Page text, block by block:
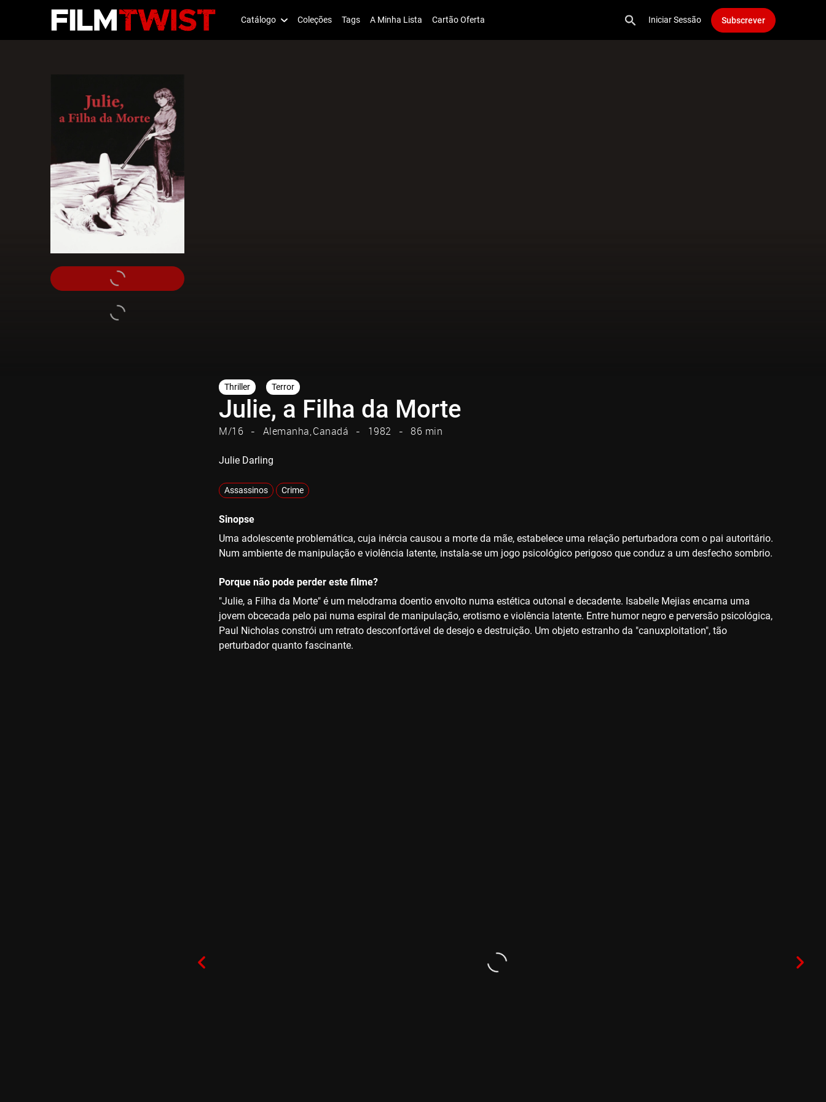
Catálogo Coleções Tags A Minha Lista Cartão Oferta Iniciar Sessão Subscrever
Thriller Terror
Julie, a Filha da Morte
M/16 Alemanha Canadá 1982 86 min
Julie Darling
Assassinos Crime
Sinopse
Uma adolescente problemática, cuja inércia causou a morte da mãe, estabelece uma relação perturbadora com o pai autoritário.
Num ambiente de manipulação e violência latente, instala-se um jogo psicológico perigoso que conduz a um desfecho sombrio.
Porque não pode perder este filme?
"Julie, a Filha da Morte" é um melodrama doentio envolto numa estética outonal e decadente. Isabelle Mejias encarna uma
jovem obcecada pelo pai numa espiral de manipulação, erotismo e violência latente. Entre humor negro e perversão psicológica,
Paul Nicholas constrói um retrato desconfortável de desejo e destruição. Um objeto estranho da "canuxploitation", tão
perturbador quanto fascinante.